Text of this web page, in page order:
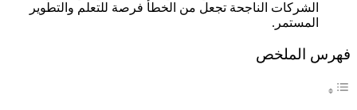
الشركات الناجحة تجعل من الخطأ فرصة للتعلم والتطوير
المستمر.
فهرس الملخص